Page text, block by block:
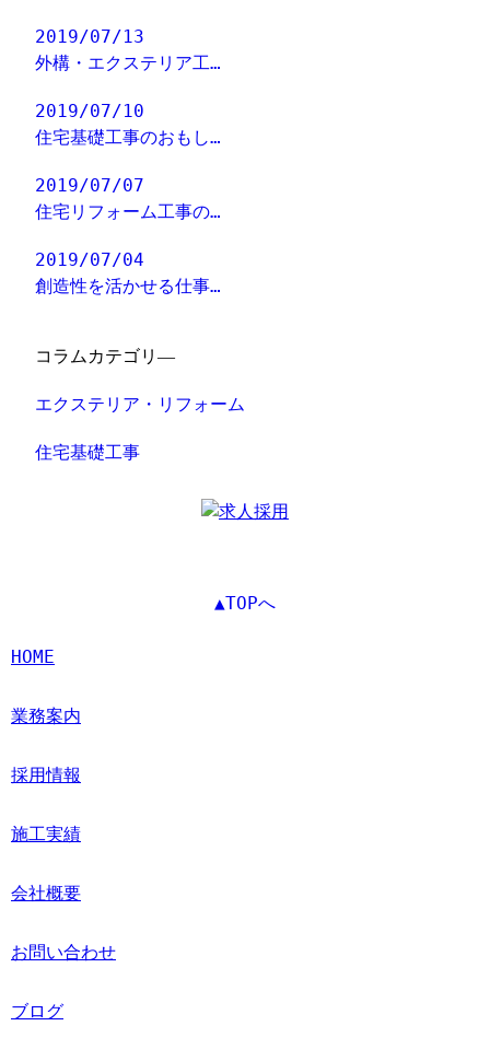
2019/07/13
外構・エクステリア工…
2019/07/10
住宅基礎工事のおもし…
2019/07/07
住宅リフォーム工事の…
2019/07/04
創造性を活かせる仕事…
コラムカテゴリ―
エクステリア・リフォーム
住宅基礎工事
▲TOPへ
HOME
業務案内
採用情報
施工実績
会社概要
お問い合わせ
ブログ